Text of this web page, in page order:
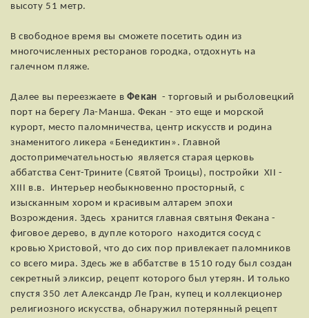
высоту 51 метр.
В свободное время вы сможете посетить один из
многочисленных ресторанов городка, отдохнуть на
галечном пляже.
Далее вы переезжаете в Фекан - торговый и рыболовецкий
порт на берегу Ла-Манша. Фекан - это еще и морской
курорт, место паломничества, центр искусств и родина
знаменитого ликера «Бенедиктин». Главной
достопримечательностью является старая церковь
аббатства Сент-Трините (Святой Троицы), постройки XII -
XIII в.в. Интерьер необыкновенно просторный, с
изысканным хором и красивым алтарем эпохи
Возрождения. Здесь хранится главная святыня Фекана -
фиговое дерево, в дупле которого находится сосуд с
кровью Христовой, что до сих пор привлекает паломников
со всего мира. Здесь же в аббатстве в 1510 году был создан
секретный эликсир, рецепт которого был утерян. И только
спустя 350 лет Александр Ле Гран, купец и коллекционер
религиозного искусства, обнаружил потерянный рецепт